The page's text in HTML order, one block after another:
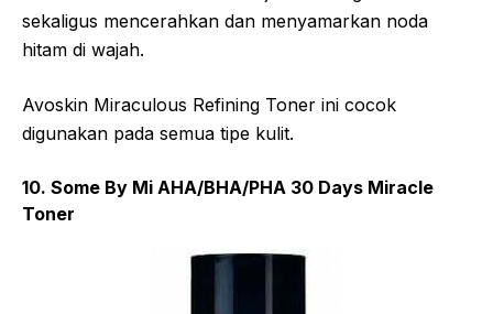
sekaligus mencerahkan dan menyamarkan noda
hitam di wajah.
Avoskin Miraculous Refining Toner ini cocok
digunakan pada semua tipe kulit.
10. Some By Mi AHA/BHA/PHA 30 Days Miracle
Toner